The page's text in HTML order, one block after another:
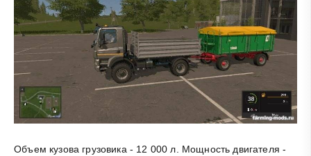
Объем кузова грузовика - 12 000 л. Мощность двигателя -